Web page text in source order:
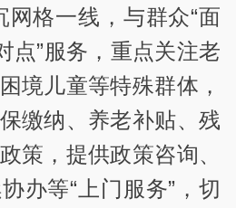
网格一线，与群众“面
点”服务，重点关注老
境儿童等特殊群体，
缴纳、养老补贴、残
策，提供政策咨询、
办等“上门服务”，切